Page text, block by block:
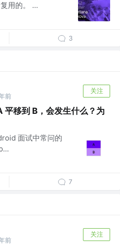
用的。 ...
3
前
关注
移到 B，会发生什么？为
面试中常问的
7
前
关注